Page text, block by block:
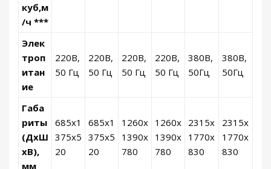
куб,м
/ч ***
Элек
троп
итан
ие
220В,
50 Гц
220В,
50 Гц
220В,
50 Гц
220В,
50 Гц
380В,
50Гц
380В,
50Гц
Габа
риты
(ДxШ
xВ),
мм
685x1
375x5
20
685x1
375x5
20
1260x
1390x
780
1260x
1390x
780
2315x
1770x
830
2315x
1770x
830